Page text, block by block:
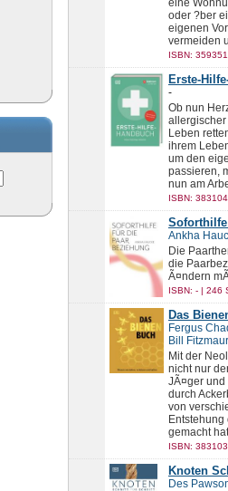
eine
oder ?ber
eigenen
vermeiden
ISBN:
Erste-
-
Ob nun
allergischer
Leben
ihrem
um den
passieren,
nun am
ISBN:
Ankha
Die
die
Ã¤ndern
ISBN: - | 246
Das
Fergus
Bill
Mit der
nicht nur
JÃ¤ger und
durch
von
gemacht
ISBN:
Knoten
Des